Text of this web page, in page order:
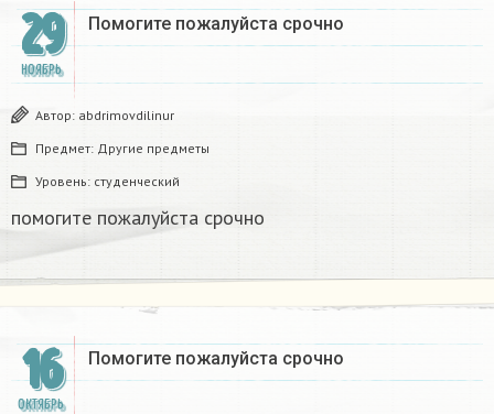
29
НОЯБРЬ
Помогите пожалуйста срочно ​
Автор: abdrimovdilinur
Предмет: Другие предметы
Уровень: студенческий
помогите пожалуйста срочно ​
16
ОКТЯБРЬ
Помогите пожалуйста срочно ​